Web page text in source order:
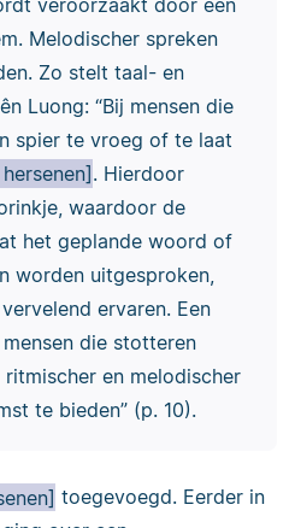
Melodischer spreken
Zo stelt taal- en
Luong: “Bij mensen die
spier te vroeg of te laat
. Hierdoor
waardoor de
het geplande woord of
worden uitgesproken,
ervaren. Een
die stotteren
en melodischer
te bieden” (p. 10).
toegevoegd. Eerder in